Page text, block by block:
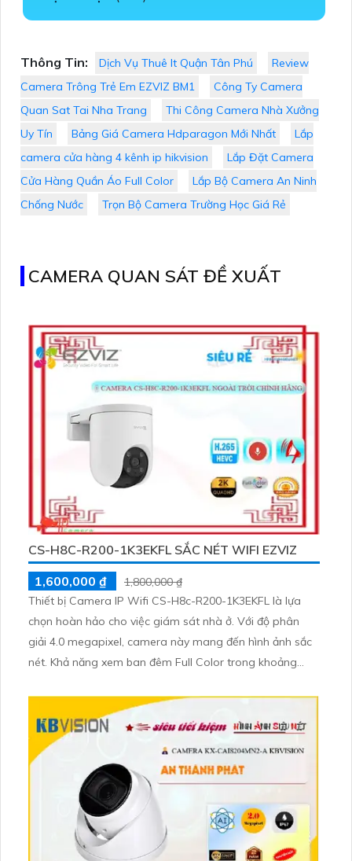
Thông Tin: Dịch Vụ Thuê It Quận Tân Phú
Review
Camera Trông Trẻ Em EZVIZ BM1
Công Ty Camera
Quan Sat Tai Nha Trang
Thi Công Camera Nhà Xưởng
Uy Tín
Bảng Giá Camera Hdparagon Mới Nhất
Lắp
camera cửa hàng 4 kênh ip hikvision
Lắp Đặt Camera
Cửa Hàng Quần Áo Full Color
Lắp Bộ Camera An Ninh
Chống Nước
Trọn Bộ Camera Trường Học Giá Rẻ
CAMERA QUAN SÁT ĐỀ XUẤT
CS-H8C-R200-1K3EKFL SẮC NÉT WIFI EZVIZ
1,600,000 ₫
1,800,000 ₫
Thiết bị Camera IP Wifi CS-H8c-R200-1K3EKFL là lựa
chọn hoàn hảo cho việc giám sát nhà ở. Với độ phân
giải 4.0 megapixel, camera này mang đến hình ảnh sắc
nét. Khả năng xem ban đêm Full Color trong khoảng